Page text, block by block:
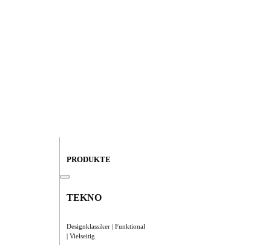
PRODUKTE
TEKNO
Designklassiker | Funktional
| Vielseitig